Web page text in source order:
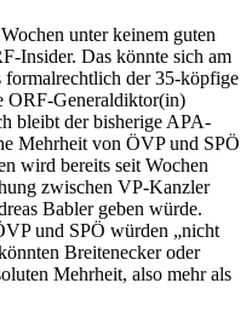
unter keinem guten
Insider. Das könnte sich am
formalrechtlich der 35-köpfige
ORF-Generaldiktor(in)
bleibt der bisherige APA-
Mehrheit von ÖVP und SPÖ
wird bereits seit Wochen
zwischen VP-Kanzler
Babler geben würde.
und SPÖ würden „nicht
Breitenecker oder
Mehrheit, also mehr als